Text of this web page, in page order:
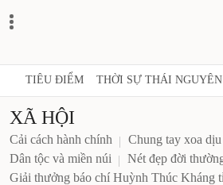
TIÊU ĐIỂM THỜI SỰ THÁI NGUYÊN
XÃ HỘI
Cải cách hành chính
Chung tay xoa
Dân tộc và miền núi
Nét đẹp đời
Giải thưởng báo chí Huỳnh Thúc Kháng